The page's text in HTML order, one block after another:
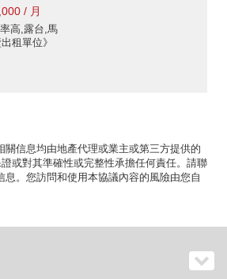
/ 月
高,露台,馬
租單位》
關信息均由地產代理或業主或第三方提供的
或對其準確性或完整性承擔任何責任。請聯
息。您訪問和使用本協議內容的風險由您自